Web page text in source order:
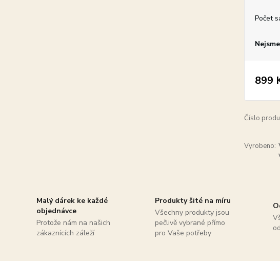
Počet
899
Číslo
Vyrobeno:
Malý dárek ke každé
objednávce
Protože nám na našich
zákaznících záleží
Produkty šité na míru
Všechny produkty jsou
pečlivě vybrané přímo
pro Vaše potřeby